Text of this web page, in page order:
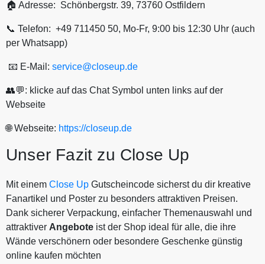
🏠 Adresse: Schönbergstr. 39, 73760 Ostfildern
📞 Telefon: +49 711450 50, Mo-Fr, 9:00 bis 12:30 Uhr (auch
per Whatsapp)
📧 E-Mail: service@closeup.de
👥💬: klicke auf das Chat Symbol unten links auf der
Webseite
🌐 Webseite: https://closeup.de
Unser Fazit zu Close Up
Mit einem Close Up Gutscheincode sicherst du dir kreative
Fanartikel und Poster zu besonders attraktiven Preisen.
Dank sicherer Verpackung, einfacher Themenauswahl und
attraktiver Angebote ist der Shop ideal für alle, die ihre
Wände verschönern oder besondere Geschenke günstig
online kaufen möchten